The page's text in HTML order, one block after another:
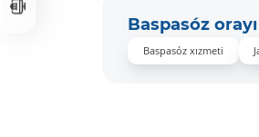
Baspasóz orayı
Baspasóz xızmeti